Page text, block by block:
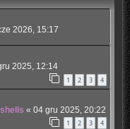
2026, 15:17
2025, 12:14
1 2 3 4
« 04 gru 2025, 20:22
1 2 3 4